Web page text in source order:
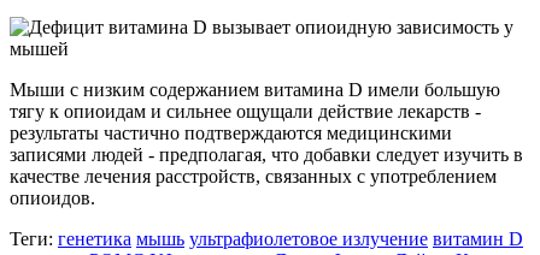
Мыши с низким содержанием витамина D имели большую
тягу к опиоидам и сильнее ощущали действие лекарств -
результаты частично подтверждаются медицинскими
записями людей - предполагая, что добавки следует изучить в
качестве лечения расстройств, связанных с употреблением
опиоидов.
Теги: генетика мышь ультрафиолетовое излучение витамин D